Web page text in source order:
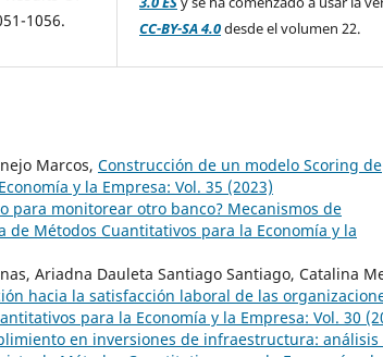
1056.
CC-BY-SA 4.0desde el volumen 22.
Marcos, Construcción de un modelo Scoring de
y la Empresa: Vol. 35 (2023)
para monitorear otro banco? Mecanismos de
de Métodos Cuantitativos para la Economía y la
Ariadna Dauleta Santiago Santiago, Catalina
hacia la satisfacción laboral de las
para la Economía y la Empresa: Vol. 30
en inversiones de infraestructura: análisis